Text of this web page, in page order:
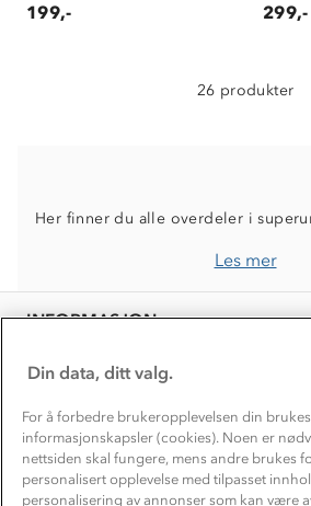
199,- 299,-
26 produkter
Les mer
INFORMASJON
Våre butikker
Bedrift, barnehage og SFO
Presse
OM OSS
Klima og miljø
Materialer
Samarbeide med oss?
TIPS OG RÅD
Trelagsprinsippet barn
Dette trenger du til barnehagen
Store størrelser
Turmat oppskrifter
Beredskap
AKTIVITETER
Norgesferie 🇳🇴
Få turinspirasjon og tips her⛰
Overnatte utendørs⛺
Leirskole 🥾
Barnehageansatt
Tips til hyttetur
Din data, ditt valg.
For å forbedre brukeropplevelsen din
informasjonskapsler (cookies). Noen er
nettsiden skal fungere, mens andre brukes
personalisert opplevelse med tilpasset
personalisering av annonser som kan være